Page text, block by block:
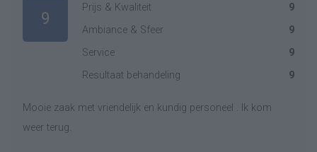
9
Prijs & Kwaliteit
9
Ambiance & Sfeer
9
Service
9
Resultaat behandeling
9
Mooie zaak met vriendelijk en kundig personeel . Ik kom
weer terug.